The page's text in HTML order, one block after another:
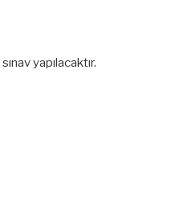
yapılacaktır.